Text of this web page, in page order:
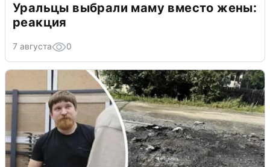
Уральцы выбрали маму вместо жены:
реакция
7 августа 0